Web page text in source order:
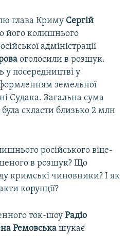
глава Криму Сергій
його колишнього
адміністрації
оголосили в розшук.
у посередництві у
земельної
Судака. Загальна сума
скласти близько 2 млн
російського віце-
в розшук? Що
кримські чиновники? І як
корупції?
ток-шоу Радіо
Ремовська шукає